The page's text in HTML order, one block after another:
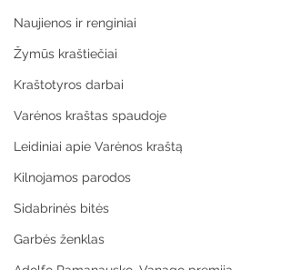
Naujienos ir renginiai
Žymūs kraštiečiai
Kraštotyros darbai
Varėnos kraštas spaudoje
Leidiniai apie Varėnos kraštą
Kilnojamos parodos
Sidabrinės bitės
Garbės ženklas